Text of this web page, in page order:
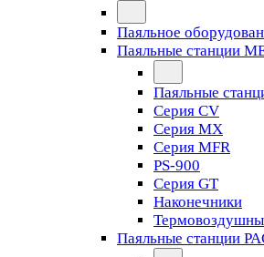
Паяльное
Паяльные станции
Паяльные
Серия CV
Серия MX
Серия MFR
PS-900
Серия GT
Наконечники
Паяльные станции